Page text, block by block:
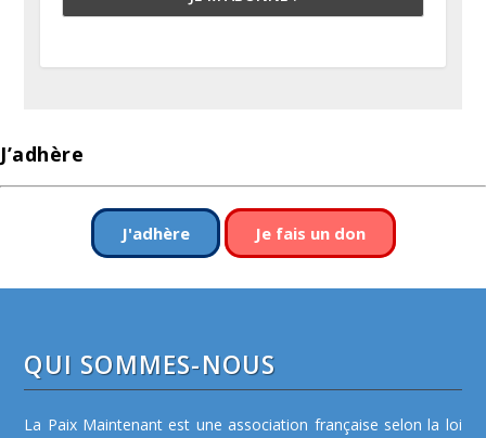
J’adhère
J'adhère Je fais un don
QUI SOMMES-NOUS
La Paix Maintenant est une association française selon la loi